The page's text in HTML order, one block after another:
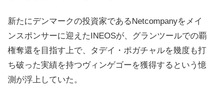
新たにデンマークの投資家であるNetcompanyをメイ
ンスポンサーに迎えたINEOSが、グランツールでの覇
権奪還を目指す上で、タデイ・ポガチャルを幾度も打
ち破った実績を持つヴィンゲゴーを獲得するという憶
測が浮上していた。